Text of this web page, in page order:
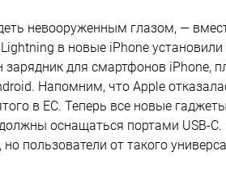
невооруженным глазом, —
в новые iPhone
для смартфонов iPhone,
Напомним, что Apple
в ЕС. Теперь все новые
оснащаться портами USB-C.
пользователи от такого